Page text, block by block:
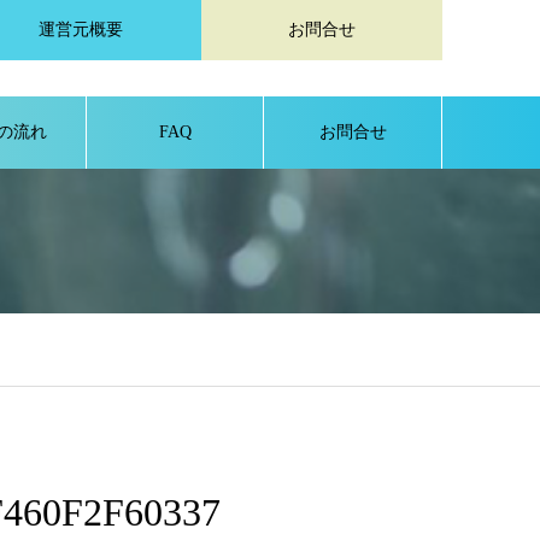
運営元概要 お問合せ
流れ FAQ お問合せ